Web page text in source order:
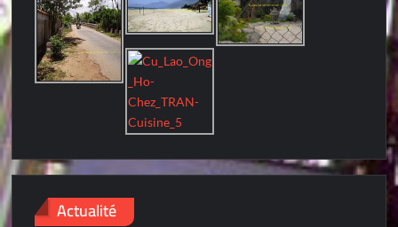
Actualité